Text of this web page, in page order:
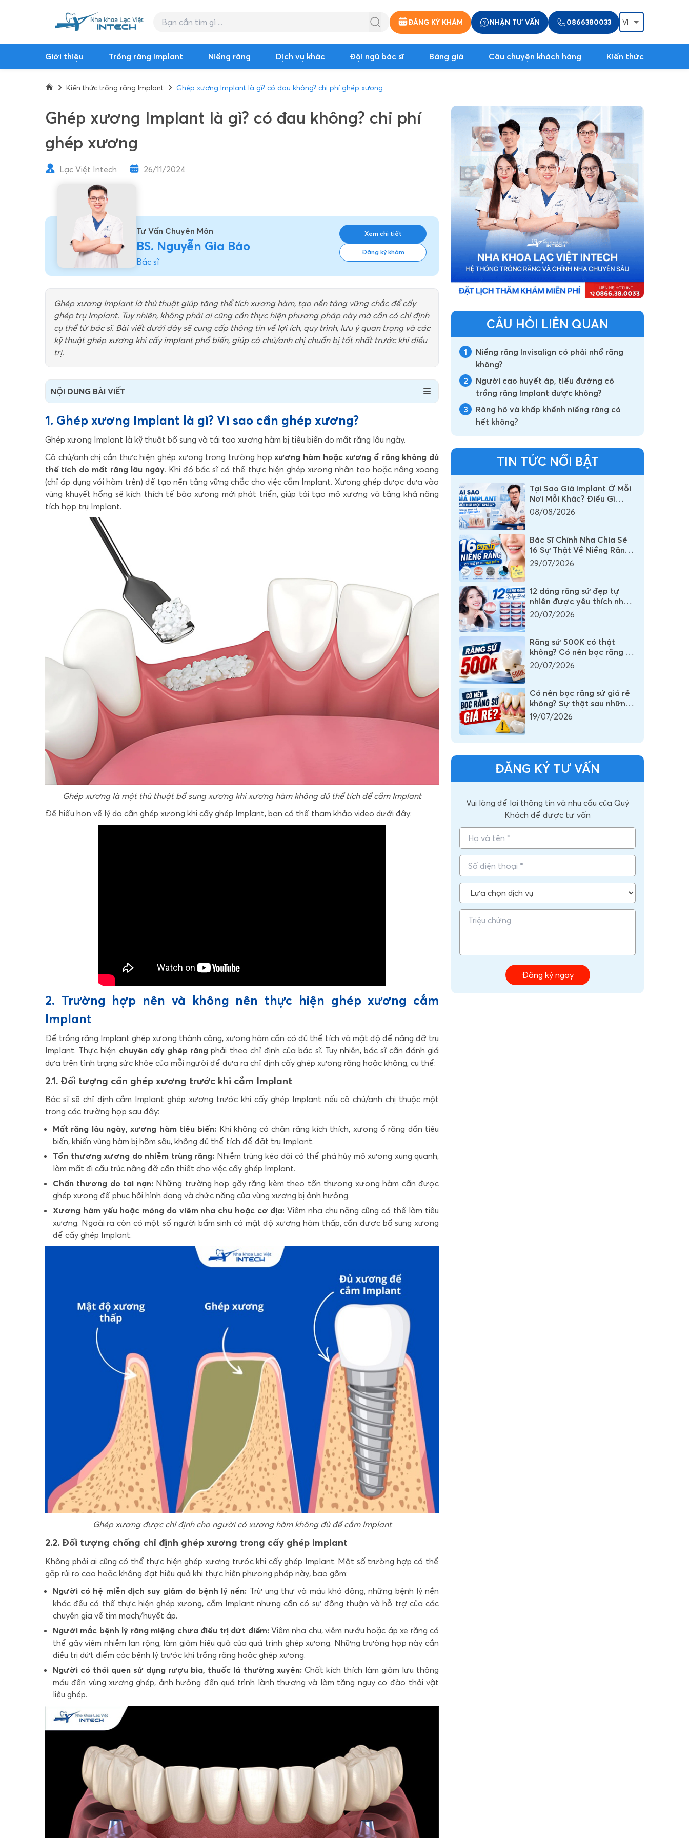
ĐĂNG KÝ KHÁM NHẬN TƯ VẤN 0866380033
Giới thiệu Trồng răng Implant Niềng răng Dịch vụ khác Đội ngũ bác sĩ Bảng giá Câu chuyện khách hàng Kiến thức
Kiến thức trồng răng Implant Ghép xương Implant là gì? có đau không? chi phí ghép xương
Ghép xương Implant là gì? có đau không? chi phí
ghép xương
Lạc Việt Intech 26/11/2024
Tư Vấn Chuyên Môn
BS. Nguyễn Gia Bảo
Bác sĩ
Xem chi tiết
Đăng ký khám
Ghép xương Implant là thủ thuật giúp tăng thể tích xương hàm, tạo nền tảng vững chắc để cấy
ghép trụ Implant. Tuy nhiên, không phải ai cũng cần thực hiện phương pháp này mà cần có chỉ định
cụ thể từ bác sĩ. Bài viết dưới đây sẽ cung cấp thông tin về lợi ích, quy trình, lưu ý quan trọng và các
kỹ thuật ghép xương khi cấy implant phổ biến, giúp cô chú/anh chị chuẩn bị tốt nhất trước khi điều
trị.
NỘI DUNG BÀI VIẾT
1. Ghép xương Implant là gì? Vì sao cần ghép xương?
Ghép xương Implant là kỹ thuật bổ sung và tái tạo xương hàm bị tiêu biến do mất răng lâu ngày.
Cô chú/anh chị cần thực hiện ghép xương trong trường hợpxương hàm hoặc xương ổ răng không đủ
thể tích do mất răng lâu ngày. Khi đó bác sĩ có thể thực hiện ghép xương nhân tạo hoặc nâng xoang
(chỉ áp dụng với hàm trên) để tạo nền tảng vững chắc cho việc cắm Implant. Xương ghép được đưa vào
vùng khuyết hổng sẽ kích thích tế bào xương mới phát triển, giúp tái tạo mô xương và tăng khả năng
tích hợp trụ Implant.
Ghép xương là một thủ thuật bổ sung xương khi xương hàm không đủ thể tích để cắm Implant
Để hiểu hơn về lý do cần ghép xương khi cấy ghép Implant, bạn có thể tham khảo video dưới đây:
2. Trường hợp nên và không nên thực hiện ghép xương cắm
Implant
Để trồng răng Implant ghép xương thành công, xương hàm cần có đủ thể tích và mật độ để nâng đỡ trụ
Implant. Thực hiện chuyên cấy ghép răng phải theo chỉ định của bác sĩ. Tuy nhiên, bác sĩ cần đánh giá
dựa trên tình trạng sức khỏe của mỗi người để đưa ra chỉ định cấy ghép xương răng hoặc không, cụ thể:
2.1. Đối tượng cần ghép xương trước khi cắm Implant
Bác sĩ sẽ chỉ địnhcắm Implant ghép xương trước khi cấy ghép Implant nếu cô chú/anh chị thuộc một
trong các trường hợp sau đây:
Mất răng lâu ngày, xương hàm tiêu biến: Khi không có chân răng kích thích, xương ổ răng dần tiêu
biến, khiến vùng hàm bị hõm sâu, không đủ thể tích để đặt trụ Implant.
Tổn thương xương do nhiễm trùng răng: Nhiễm trùng kéo dài có thể phá hủy mô xương xung quanh,
làm mất đi cấu trúc nâng đỡ cần thiết cho việc cấy ghép Implant.
Chấn thương do tai nạn: Những trường hợp gãy răng kèm theo tổn thương xương hàm cần được
ghép xương để phục hồi hình dạng và chức năng của vùng xương bị ảnh hưởng.
Xương hàm yếu hoặc mỏng do viêm nha chu hoặc cơ địa: Viêm nha chu nặng cũng có thể làm tiêu
xương. Ngoài ra còn có một số người bẩm sinh có mật độ xương hàm thấp, cần được bổ sung xương
để cấy ghép Implant.
Ghép xương được chỉ định cho người có xương hàm không đủ để cắm Implant
2.2. Đối tượng chống chỉ định ghép xương trong cấy ghép implant
Không phải ai cũng có thể thực hiện ghép xương trước khi cấy ghép Implant. Một số trường hợp có thể
gặp rủi ro cao hoặc không đạt hiệu quả khi thực hiện phương pháp này, bao gồm:
Người có hệ miễn dịch suy giảm do bệnh lý nền: Trừ ung thư và máu khó đông, những bệnh lý nền
khác đều có thể thực hiện ghép xương, cắm Implant nhưng cần có sự đồng thuận và hỗ trợ của các
chuyên gia về tim mạch/huyết áp.
Người mắc bệnh lý răng miệng chưa điều trị dứt điểm: Viêm nha chu, viêm nướu hoặc áp xe răng có
thể gây viêm nhiễm lan rộng, làm giảm hiệu quả của quá trình ghép xương. Những trường hợp này cần
điều trị dứt điểm các bệnh lý trước khi trồng răng hoặc ghép xương.
Người có thói quen sử dụng rượu bia, thuốc lá thường xuyên: Chất kích thích làm giảm lưu thông
máu đến vùng xương ghép, ảnh hưởng đến quá trình lành thương và làm tăng nguy cơ đào thải vật
liệu ghép.
CÂU HỎI LIÊN QUAN
1
Niềng răng Invisalign có phải nhổ răng
không?
2
Người cao huyết áp, tiểu đường có
trồng răng Implant được không?
3
Răng hô và khấp khểnh niềng răng có
hết không?
TIN TỨC NỔI BẬT
Tại Sao Giá Implant Ở Mỗi
Nơi Mỗi Khác? Điều Gì
Thực Sự Quyết Định Chi
Phí Một Chiếc Răng
08/08/2026
Bác Sĩ Chỉnh Nha Chia Sẻ
16 Sự Thật Về Niềng Răng
Mà Rất Nhiều Người Vẫn
Đang Hiểu Sai
29/07/2026
12 dáng răng sứ đẹp tự
nhiên được yêu thích nhất
mọi thời đại
20/07/2026
Răng sứ 500K có thật
không? Có nên bọc răng sứ
500K không?
20/07/2026
Có nên bọc răng sứ giá rẻ
không? Sự thật sau những
chiếc răng sứ có giá vài
trăm nghìn
19/07/2026
ĐĂNG KÝ TƯ VẤN
Vui lòng để lại thông tin và nhu cầu của Quý
Khách để được tư vấn
Đăng ký ngay